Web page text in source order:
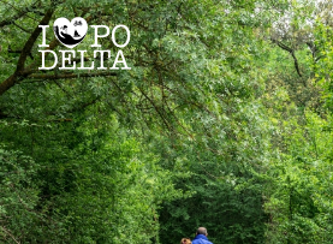
Delta del Po
Delta del Po